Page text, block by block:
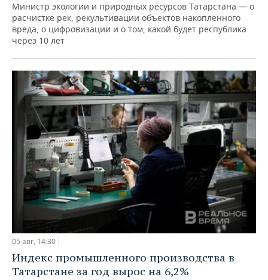
Министр экологии и природных ресурсов Татарстана — о
расчистке рек, рекультивации объектов накопленного
вреда, о цифровизации и о том, какой будет республика
через 10 лет
05 авг, 14:30
Индекс промышленного производства в
Татарстане за год вырос на 6,2%